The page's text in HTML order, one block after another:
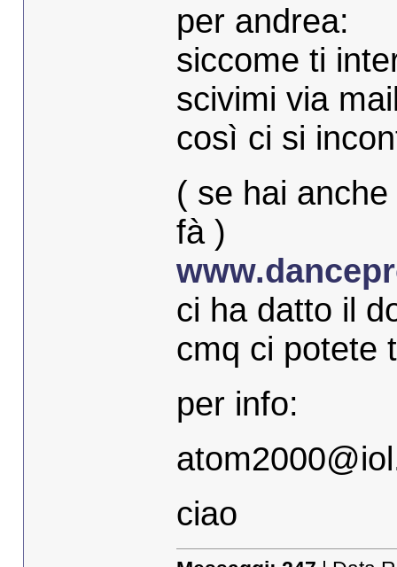
per andrea:
siccome ti
scivimi via
così ci si
( se hai
fà )
ci ha datto il
cmq ci potete
per info:
ciao